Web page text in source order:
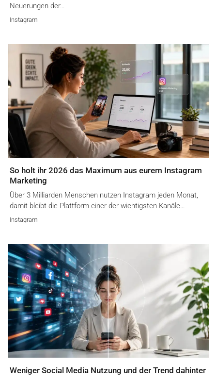
Neuerungen der…
Instagram
So holt ihr 2026 das Maximum aus eurem Instagram
Marketing
Über 3 Milliarden Menschen nutzen Instagram jeden Monat,
damit bleibt die Plattform einer der wichtigsten Kanäle…
Instagram
Weniger Social Media Nutzung und der Trend dahinter